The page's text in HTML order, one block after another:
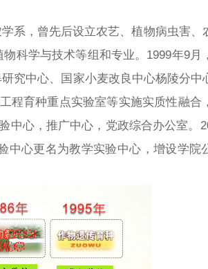
，曾先后设立农艺、植物病虫害、
科学与技术等组和专业。1999年9月
究中心、国家小麦改良中心杨陵分中
程育种重点实验室等实施实质性融合
中心，推广中心，党政综合办公室。
中心更名为教学实验中心，增设学院